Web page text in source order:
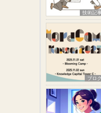
技術記
ブロ